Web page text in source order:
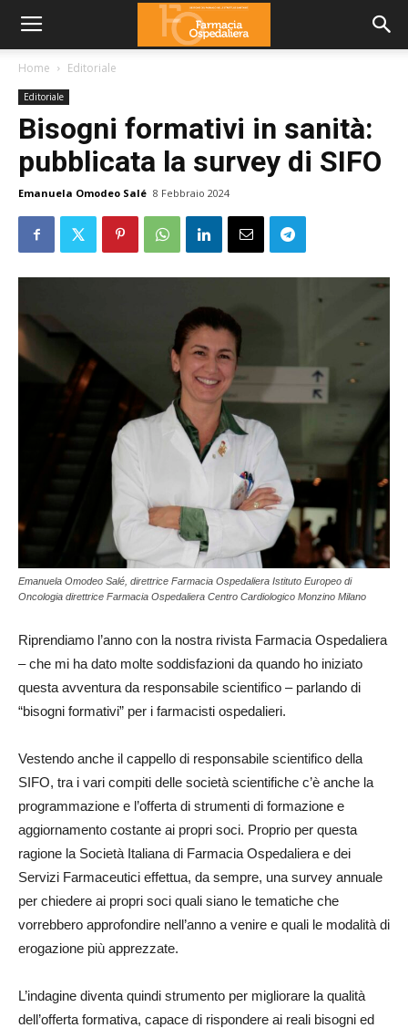
Home Editoriale
Editoriale
Bisogni formativi in sanità:
pubblicata la survey di SIFO
Emanuela Omodeo Salé 8 Febbraio 2024
Emanuela Omodeo Salé, direttrice Farmacia Ospedaliera Istituto Europeo di
Oncologia direttrice Farmacia Ospedaliera Centro Cardiologico Monzino Milano
Riprendiamo l’anno con la nostra rivista Farmacia Ospedaliera
– che mi ha dato molte soddisfazioni da quando ho iniziato
questa avventura da responsabile scientifico – parlando di
“bisogni formativi” per i farmacisti ospedalieri.
Vestendo anche il cappello di responsabile scientifico della
SIFO, tra i vari compiti delle società scientifiche c’è anche la
programmazione e l’offerta di strumenti di formazione e
aggiornamento costante ai propri soci. Proprio per questa
ragione la Società Italiana di Farmacia Ospedaliera e dei
Servizi Farmaceutici effettua, da sempre, una survey annuale
per chiedere ai propri soci quali siano le tematiche che
vorrebbero approfondire nell’anno a venire e quali le modalità di
erogazione più apprezzate.
L’indagine diventa quindi strumento per migliorare la qualità
dell’offerta formativa, capace di rispondere ai reali bisogni ed